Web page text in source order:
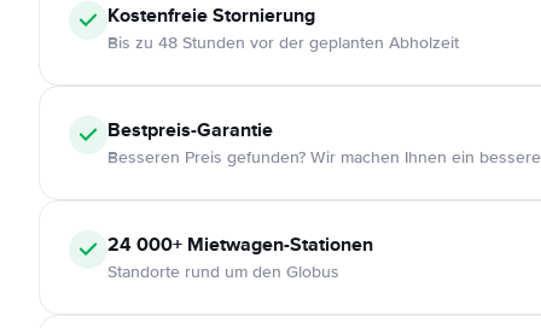
KostenfreieStornierung
Bis zu 48 Stunden vor der geplanten Abholzeit
Bestpreis-Garantie
Besseren Preis gefunden? Wir machen Ihnen ein
24 000+ Mietwagen-Stationen
Standorte rund um den Globus